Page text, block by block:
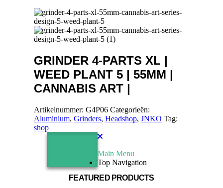
GRINDER 4-PARTS XL |
WEED PLANT 5 | 55MM |
CANNABIS ART |
Artikelnummer:G4P06 Categorieën:
Aluminium,Grinders,Headshop,JNKO Tag:
shop
FEATURED PRODUCTS
Main Menu
Top Navigation